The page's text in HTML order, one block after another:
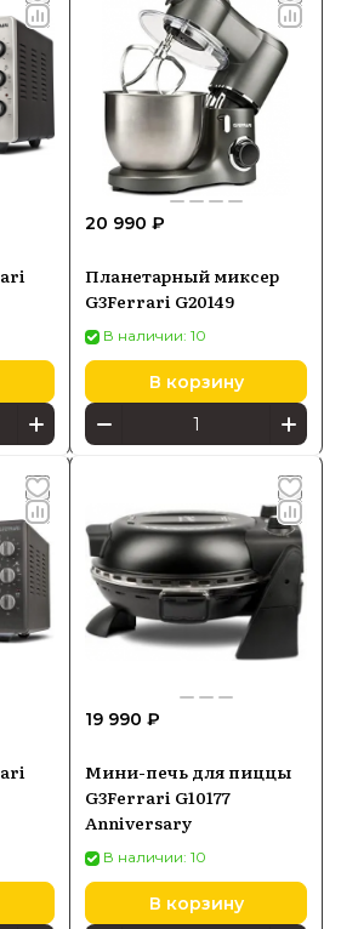
20 990 ₽
Планетарный миксер
G3Ferrari G20149
В наличии: 10
В корзину
19 990 ₽
Мини-печь для пиццы
G3Ferrari G10177
Anniversary
В наличии: 10
В корзину